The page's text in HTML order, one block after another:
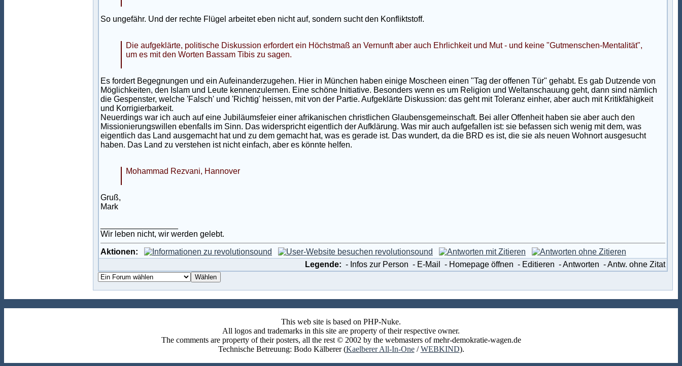
So ungefähr. Und der rechte Flügel arbeitet eben nicht auf, sondern sucht den Konfliktstoff.
Die aufgeklärte, politische Diskussion erfordert ein Höchstmaß an Vernunft aber auch Ehrlichkeit und Mut - und keine "Gutmenschen-Mentalität",
um es mit den Worten Bassam Tibis zu sagen.
Es fordert Begegnungen und ein Aufeinanderzugehen. Hier in München haben einige Moscheen einen "Tag der offenen Tür" gehabt. Es gab Dutzende von
Möglichkeiten, den Islam und Leute kennenzulernen. Eine schöne Initiative. Besonders wenn es um Religion und Weltanschauung geht, dann sind nämlich
die Gespenster, welche 'Falsch' und 'Richtig' heissen, mit von der Partie. Aufgeklärte Diskussion: das geht mit Toleranz einher, aber auch mit Kritikfähigkeit
und Korrigierbarkeit.
Neuerdings war ich auch auf eine Jubiläumsfeier einer afrikanischen christlichen Glaubensgemeinschaft. Bei aller Offenheit haben sie aber auch den
Missionierungswillen ebenfalls im Sinn. Das widerspricht eigentlich der Aufklärung. Was mir auch aufgefallen ist: sie befassen sich wenig mit dem, was
eigentlich das Land ausgemacht hat und zu dem gemacht hat, was es gerade ist. Das wundert, da die BRD es ist, die sie als neuen Wohnort ausgesucht
haben. Das Land zu verstehen ist nicht einfach, aber es könnte helfen.
Mohammad Rezvani, Hannover
Gruß,
Mark
Wir leben nicht, wir werden gelebt.
Aktionen:
Legende: - Infos zur Person - E-Mail - Homepage öffnen - Editieren - Antworten - Antw. ohne Zitat
This web site is based on PHP-Nuke.
All logos and trademarks in this site are property of their respective owner.
The comments are property of their posters, all the rest © 2002 by the webmasters of mehr-demokratie-wagen.de
Technische Betreuung: Bodo Kälberer (Kaelberer All-In-One/WEBKIND).